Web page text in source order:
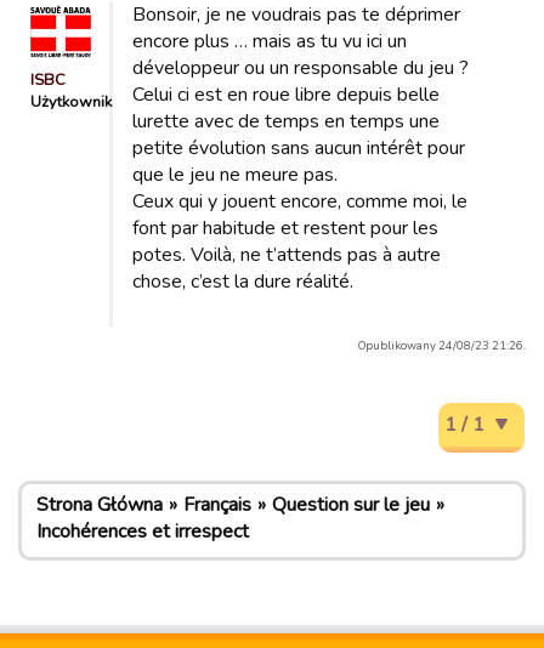
ISBC
Użytkownik
Bonsoir, je ne voudrais pas te déprimer
encore plus … mais as tu vu ici un
développeur ou un responsable du jeu ?
Celui ci est en roue libre depuis belle
lurette avec de temps en temps une
petite évolution sans aucun intérêt pour
que le jeu ne meure pas.
Ceux qui y jouent encore, comme moi, le
font par habitude et restent pour les
potes. Voilà, ne t’attends pas à autre
chose, c’est la dure réalité.
Opublikowany 24/08/23 21:26.
1 / 1
Strona Główna Français
Question sur le jeu
Incohérences et irrespect